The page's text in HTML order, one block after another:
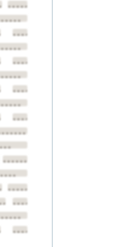
••••••••
••••••••
••••••••
••••••••
••••••••
••••••••
••••••••
••••••••
••••••••